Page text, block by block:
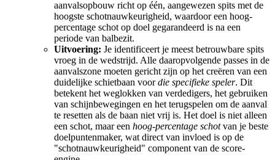
aanvalsopbouw richt op één, aangewezen spits met de
hoogste schotnauwkeurigheid, waardoor een hoog-
percentage schot op doel gegarandeerd is na een
periode van balbezit.
Uitvoering: Je identificeert je meest betrouwbare spits
vroeg in de wedstrijd. Alle daaropvolgende passes in de
aanvalszone moeten gericht zijn op het creëren van een
duidelijke schietbaan voordie specifieke speler. Dit
betekent het weglokken van verdedigers, het gebruiken
van schijnbewegingen en het terugspelen om de aanval
te resetten als de baan niet vrij is. Het doel is niet alleen
een schot, maar een hoog-percentage schotvan je beste
doelpuntenmaker, wat direct van invloed is op de
"schotnauwkeurigheid" component van de score-